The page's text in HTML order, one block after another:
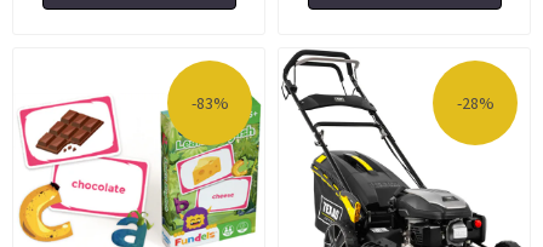
-83% -28%